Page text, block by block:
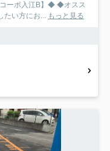
江B】◆ ◆オスス
たい方にお... もっと見る